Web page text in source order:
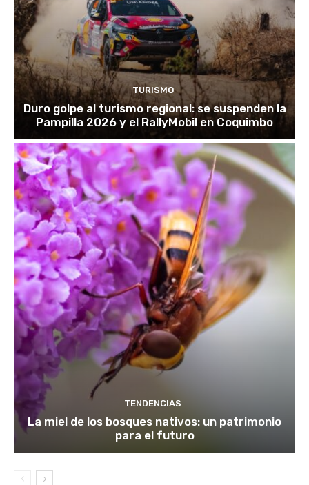
TURISMO
Duro golpe al turismo regional: se suspenden la
Pampilla 2026 y el RallyMobil en Coquimbo
TENDENCIAS
La miel de los bosques nativos: un patrimonio
para el futuro